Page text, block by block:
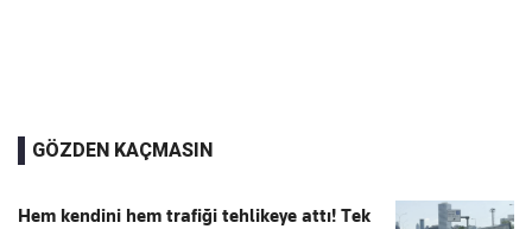
GÖZDEN KAÇMASIN
Hem kendini hem trafiği tehlikeye attı! Tek